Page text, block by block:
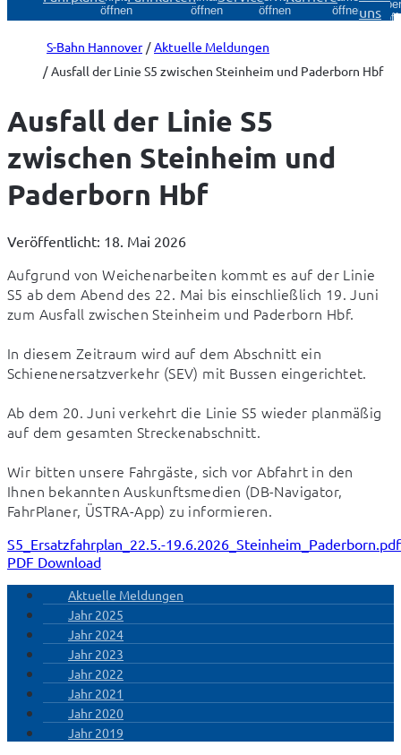
öffnen
öffnen
öffnen
öffnenuns
S-Bahn Hannover
Aktuelle Meldungen
Ausfall der Linie S5 zwischen Steinheim und Paderborn Hbf
Ausfall der Linie S5
zwischen Steinheim und
Paderborn Hbf
Veröffentlicht: 18. Mai 2026
Aufgrund von Weichenarbeiten kommt es auf der Linie
S5 ab dem Abend des 22. Mai bis einschließlich 19. Juni
zum Ausfall zwischen Steinheim und Paderborn Hbf.
In diesem Zeitraum wird auf dem Abschnitt ein
Schienenersatzverkehr (SEV) mit Bussen eingerichtet.
Ab dem 20. Juni verkehrt die Linie S5 wieder planmäßig
auf dem gesamten Streckenabschnitt.
Wir bitten unsere Fahrgäste, sich vor Abfahrt in den
Ihnen bekannten Auskunftsmedien (DB-Navigator,
FahrPlaner, ÜSTRA-App) zu informieren.
S5_Ersatzfahrplan_22.5.-19.6.2026_Steinheim_Paderborn.pdf
PDF Download
Aktuelle Meldungen
Jahr 2025
Jahr 2024
Jahr 2023
Jahr 2022
Jahr 2021
Jahr 2020
Jahr 2019